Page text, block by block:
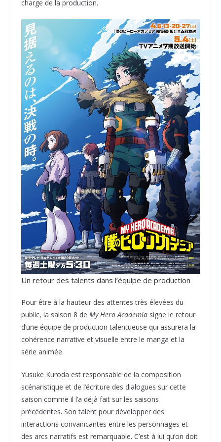
charge de la production.
Un retour des talents dans l’équipe de production
Pour être à la hauteur des attentes très élevées du
public, la saison 8 de My Hero Academiasigne le retour
d’une équipe de production talentueuse qui assurera la
cohérence narrative et visuelle entre le manga et la
série animée.
Yusuke Kuroda est responsable de la composition
scénaristique et de l’écriture des dialogues sur cette
saison comme il l’a déjà fait sur les saisons
précédentes. Son talent pour développer des
interactions convaincantes entre les personnages et
des arcs narratifs est remarquable. C’est à lui qu’on doit